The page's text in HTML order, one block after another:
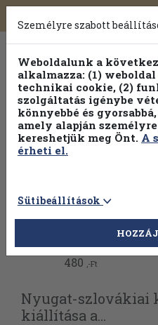
Toggle
navigation
Válogasson több mint
100%
Vissza az előző oldalra
480 ,-Ft
Nyugat-szlovákiai
kiállítása a...
Személyre szabott
Weboldalunk a
alkalmazza: (1)
technikai cookie, (2)
szolgáltatás igénybe
könnyebbé és
amely alapján
kereshetjük meg Önt. A
érheti el.
Sütibeállítások